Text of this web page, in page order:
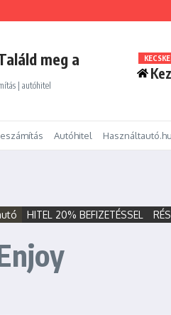
meg a
| autóhitel
Autóhitel Használtautó.hu
HITEL 20% BEFIZETÉSSEL